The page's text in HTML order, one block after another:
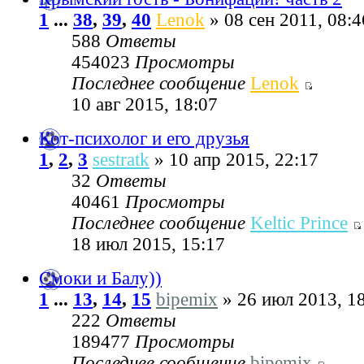
1 ... 38, 39, 40 Lenok » 08 сен 2011,
588 Ответы
454023 Просмотры
Последнее сообщение Lenok
10 авг 2015, 18:07
Кот-психолог и его друзья
1, 2, 3 sestratk » 10 апр 2015, 22:17
32 Ответы
40461 Просмотры
Последнее сообщение Keltic Prince
18 июл 2015, 15:17
Смоки и Балу))
1 ... 13, 14, 15 bipemix » 26 июл 2013,
222 Ответы
189477 Просмотры